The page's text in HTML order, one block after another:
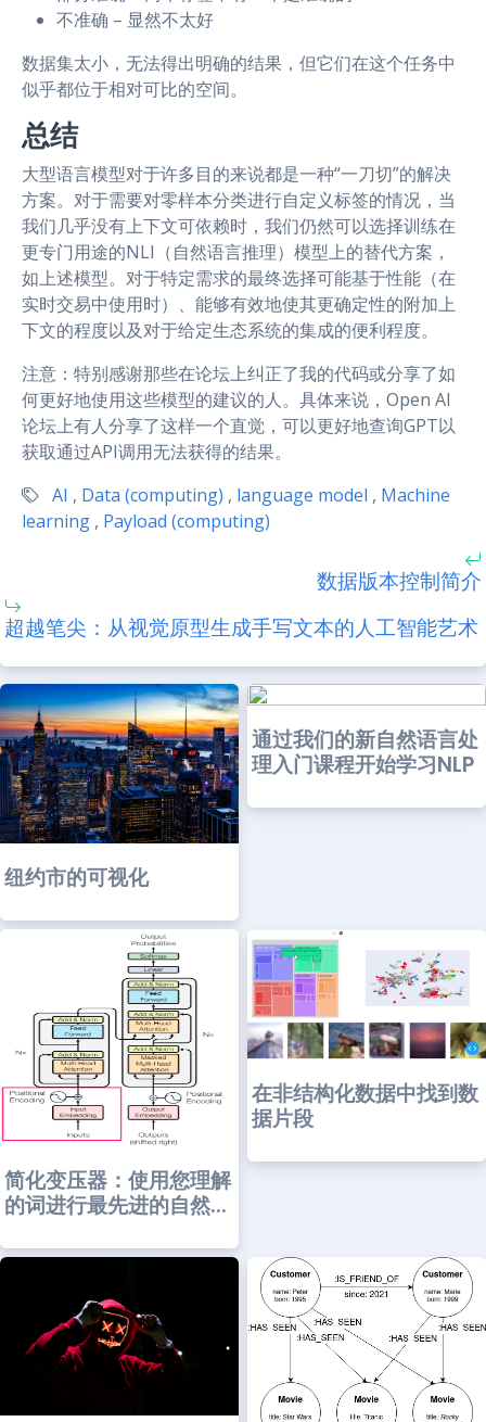
不准确 – 显然不太好
数据集太小，无法得出明确的结果，但它们在这个任务中
似乎都位于相对可比的空间。
总结
大型语言模型对于许多目的来说都是一种“一刀切”的解决
方案。对于需要对零样本分类进行自定义标签的情况，当
我们几乎没有上下文可依赖时，我们仍然可以选择训练在
更专门用途的NLI（自然语言推理）模型上的替代方案，
如上述模型。对于特定需求的最终选择可能基于性能（在
实时交易中使用时）、能够有效地使其更确定性的附加上
下文的程度以及对于给定生态系统的集成的便利程度。
注意：特别感谢那些在论坛上纠正了我的代码或分享了如
何更好地使用这些模型的建议的人。具体来说，Open AI
论坛上有人分享了这样一个直觉，可以更好地查询GPT以
获取通过API调用无法获得的结果。
AI , Data (computing) , language model , Machine
learning , Payload (computing)
数据版本控制简介
超越笔尖：从视觉原型生成手写文本的人工智能艺术
纽约市的可视化
通过我们的新自然语言处
理入门课程开始学习NLP
简化变压器：使用您理解
的词进行最先进的自然...
在非结构化数据中找到数
据片段